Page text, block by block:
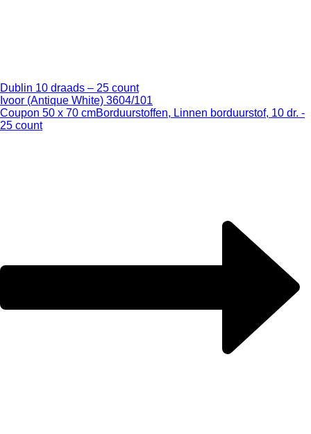
Dublin 10 draads – 25 count
Ivoor (Antique White) 3604/101
Coupon 50 x 70 cmBorduurstoffen, Linnen borduurstof, 10 dr. -
25 count